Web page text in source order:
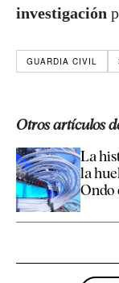
investigación
GUARDIA CIVIL
Otros artículos
La
la
Ondo